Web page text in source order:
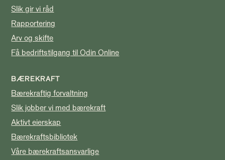
Slik gir vi råd
Rapportering
Arv og skifte
Få bedriftstilgang til Odin Online
BÆREKRAFT
Bærekraftig forvaltning
Slik jobber vi med bærekraft
Aktivt eierskap
Bærekraftsbibliotek
Våre bærekraftsansvarlige